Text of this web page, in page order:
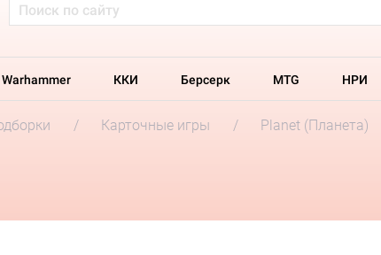
Warhammer ККИ Берсерк MTG НРИ
Карточные игры Planet (Планета)